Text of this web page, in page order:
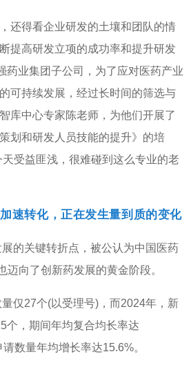
还得看企业研发的土壤和团队的情
提高研发立项的成功率和提升研发
药业集团子公司，为了应对医药产业
可持续发展，经过长时间的筛选与
库中心专家陈老师，为他们开展了
划和研发人员技能的提升》的培
受益匪浅，很难碰到这么专业的老
速转化，正在发生量到质的变化
的关键转折点，被公认为中国医药
迈向了创新药发展的黄金阶段。
仅27个(以受理号) ，而2024年，新
个 ，期间年均复合均长率达
请数量年均增长率达15.6%。